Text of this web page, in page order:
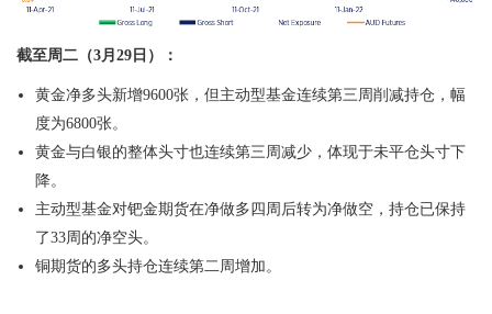
截至周二（3 月 29 日）：
黄金净多头新增9600张，但主动型基金连续第三周削减持仓，幅
度为6800张。
黄金与白银的整体头寸也连续第三周减少，体现于未平仓头寸下
降。
主动型基金对钯金期货在净做多四周后转为净做空，持仓已保持
了33周的净空头。
铜期货的多头持仓连续第二周增加。